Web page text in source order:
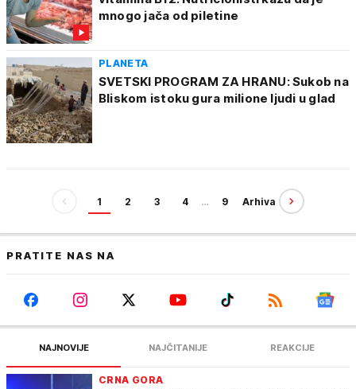
mnogo jača od piletine
PLANETA
SVETSKI PROGRAM ZA HRANU: Sukob na
Bliskom istoku gura milione ljudi u glad
1 2 3 4 … 9 Arhiva
PRATITE NAS NA
NAJNOVIJE NAJČITANIJE REAKCIJE
CRNA GORA